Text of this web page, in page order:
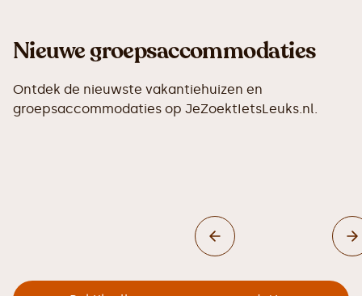
Nieuwe groepsaccommodaties
Ontdek de nieuwste vakantiehuizen en
groepsaccommodaties op JeZoektIetsLeuks.nl.